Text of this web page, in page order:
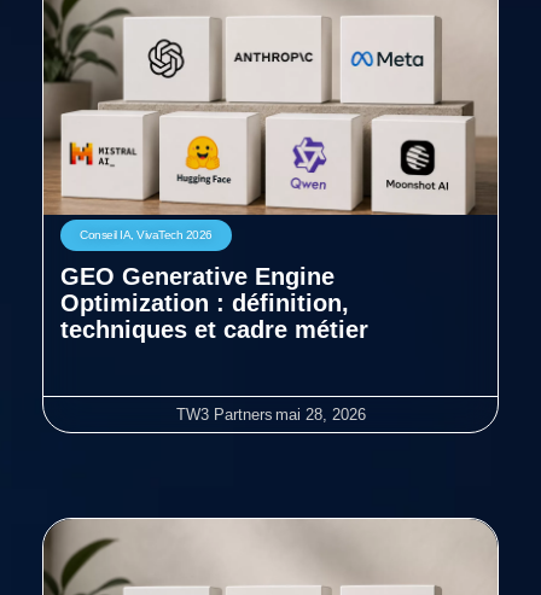
Conseil IA, VivaTech 2026
GEO Generative Engine
Optimization : définition,
techniques et cadre métier
TW3 Partners mai 28, 2026